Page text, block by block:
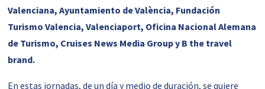
Valenciana, Ayuntamiento de València, Fundación
Turismo Valencia, Valenciaport, Oficina Nacional Alemana
de Turismo, Cruises News Media Group y B the travel
brand.
En estas jornadas, de un día y medio de duración, se quiere